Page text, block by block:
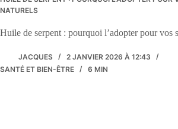
NATURELS
Huile de serpent : pourquoi l’adopter pour vos
JACQUES
2 JANVIER 2026 À 12:43
SANTÉ ET BIEN-ÊTRE
6 MIN